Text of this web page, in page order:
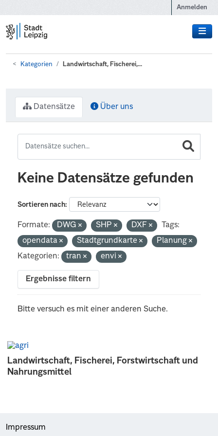
Anmelden
Kategorien Landwirtschaft, Fischerei,...
Landwirtschaft, Fischerei, Forstwirtschaft und
Nahrungsmittel
Datensätze Über uns
Keine Datensätze gefunden
Sortieren nach
Formate: DWG SHP DXF
Tags:
opendata
Stadtgrundkarte
Planung
Kategorien:
tran envi
Ergebnisse filtern
Bitte versuch es mit einer anderen Suche.
Impressum